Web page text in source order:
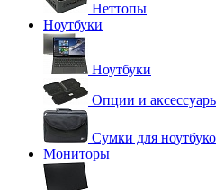
Неттопы
Ноутбуки
Ноутбуки
Опции и
Сумки для
Мониторы